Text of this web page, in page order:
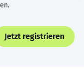
Jetzt registrieren